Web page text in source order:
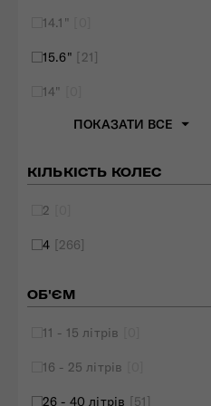
14.1"
15.6" [21]
14"
ПОКАЗАТИ ВСЕ
КІЛЬКІСТЬ КОЛЕС
2
4 [266]
ОБ'ЄМ
11 - 15 літрів
16 - 25 літрів
26 - 40 літрів [51]